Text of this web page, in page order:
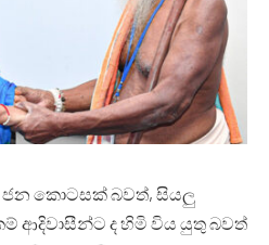
ජන කොටසක් බවත්, සියලු
ආදිවාසීන්ට ද හිමි විය යුතු බවත්